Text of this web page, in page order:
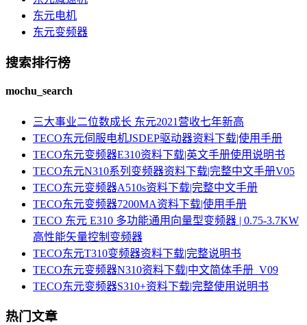
东元电机
东元变频器
搜索排行榜
mochu_search
三大事业二位数成长 东元2021营收七年新高
TECO东元伺服电机JSDEP驱动器资料下载|使用手册
TECO东元变频器E310资料下载|英文手册使用说明书
TECO东元N310系列变频器资料下载|完整中文手册V05
TECO东元变频器A510s资料下载|完整中文手册
TECO东元变频器7200MA资料下载|使用手册
TECO 东元 E310 多功能通用向量型变频器 | 0.75-3.7KW
高性能矢量控制变频器
TECO东元T310变频器资料下载|完整说明书
TECO东元变频器N310资料下载|中文简体手册_V09
TECO东元变频器S310+资料下载|完整使用说明书
热门文章